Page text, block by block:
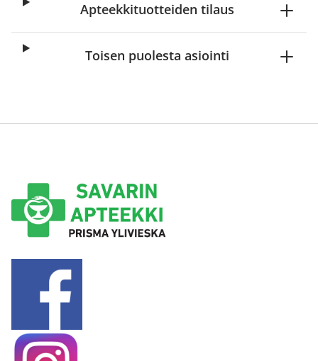
Apteekkituotteiden tilaus
Toisen puolesta asiointi